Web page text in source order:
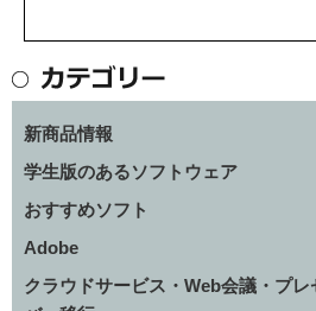
新商品情報
学生版のあるソフトウェア
おすすめソフト
Adobe
クラウドサービス・Web会議・プ